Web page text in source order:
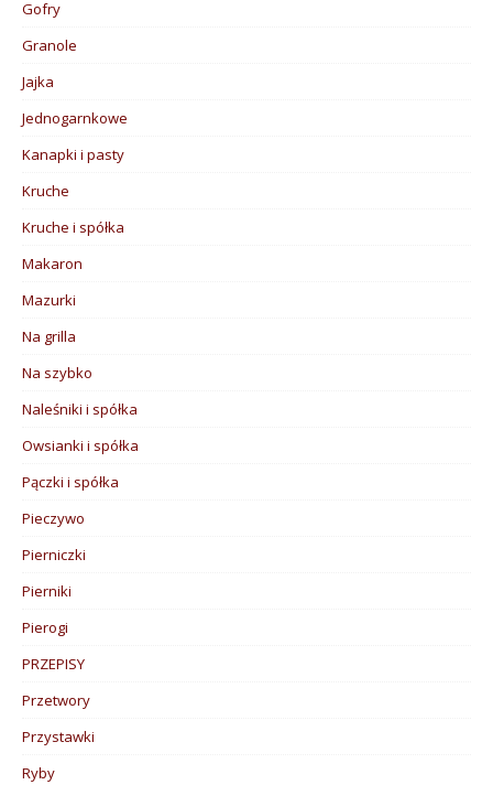
Gofry
Granole
Jajka
Jednogarnkowe
Kanapki i pasty
Kruche
Kruche i spółka
Makaron
Mazurki
Na grilla
Na szybko
Naleśniki i spółka
Owsianki i spółka
Pączki i spółka
Pieczywo
Pierniczki
Pierniki
Pierogi
PRZEPISY
Przetwory
Przystawki
Ryby